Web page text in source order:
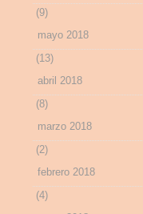
(9)
mayo 2018
(13)
abril 2018
(8)
marzo 2018
(2)
febrero 2018
(4)